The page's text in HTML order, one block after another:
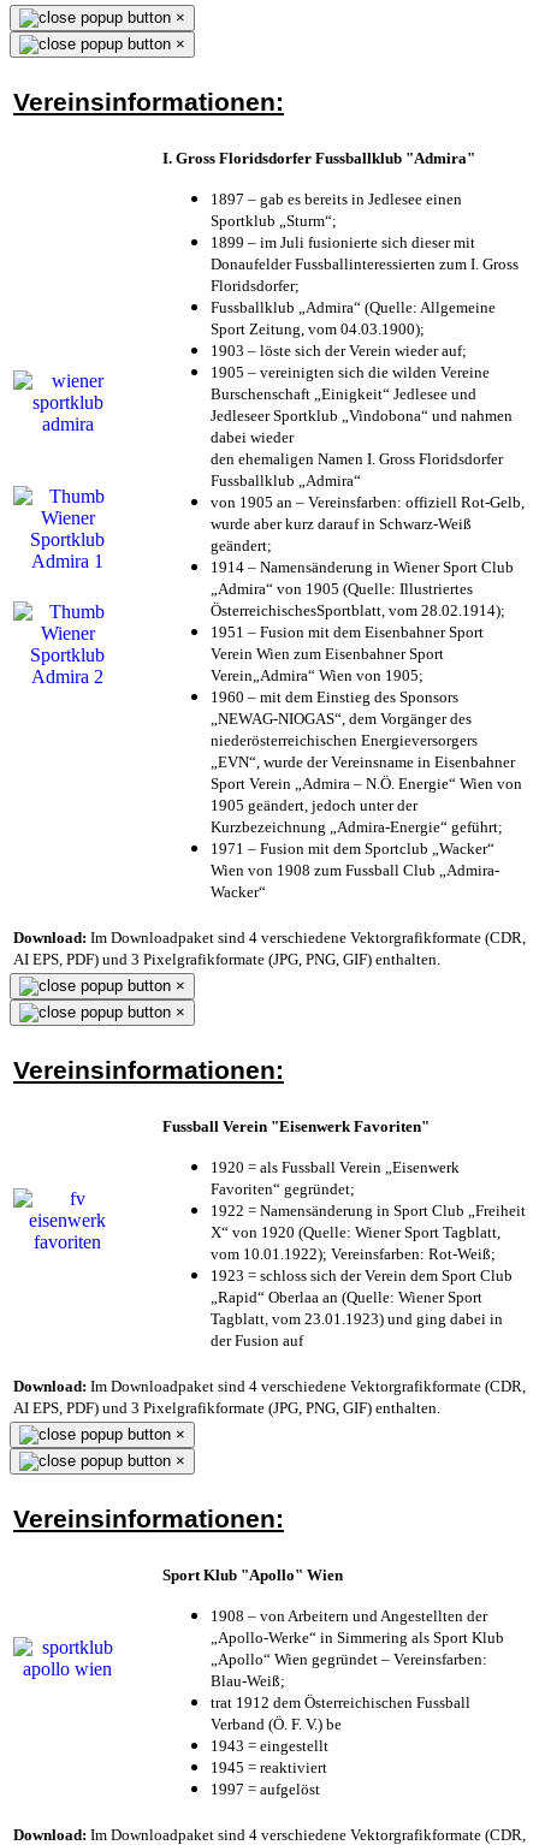
×
×
Vereinsinformationen:
I. Gross Floridsdorfer Fussballklub "Admira"
1897 – gab es bereits in Jedlesee einen
Sportklub „Sturm“;
1899 – im Juli fusionierte sich dieser mit
Donaufelder Fussballinteressierten zum I. Gross
Floridsdorfer;
Fussballklub „Admira“ (Quelle: Allgemeine
Sport Zeitung, vom 04.03.1900);
1903 – löste sich der Verein wieder auf;
1905 – vereinigten sich die wilden Vereine
Burschenschaft „Einigkeit“ Jedlesee und
Jedleseer Sportklub „Vindobona“ und nahmen
dabei wieder
den ehemaligen Namen I. Gross Floridsdorfer
Fussballklub „Admira“
von 1905 an – Vereinsfarben: offiziell Rot-Gelb,
wurde aber kurz darauf in Schwarz-Weiß
geändert;
1914 – Namensänderung in Wiener Sport Club
„Admira“ von 1905 (Quelle: Illustriertes
ÖsterreichischesSportblatt, vom 28.02.1914);
1951 – Fusion mit dem Eisenbahner Sport
Verein Wien zum Eisenbahner Sport
Verein„Admira“ Wien von 1905;
1960 – mit dem Einstieg des Sponsors
„NEWAG-NIOGAS“, dem Vorgänger des
niederösterreichischen Energieversorgers
„EVN“, wurde der Vereinsname in Eisenbahner
Sport Verein „Admira – N.Ö. Energie“ Wien von
1905 geändert, jedoch unter der
Kurzbezeichnung „Admira-Energie“ geführt;
1971 – Fusion mit dem Sportclub „Wacker“
Wien von 1908 zum Fussball Club „Admira-
Wacker“
Download: Im Downloadpaket sind 4 verschiedene Vektorgrafikformate (CDR,
AI EPS, PDF) und 3 Pixelgrafikformate (JPG, PNG, GIF) enthalten.
×
×
Vereinsinformationen:
Fussball Verein "Eisenwerk Favoriten"
1920 = als Fussball Verein „Eisenwerk
Favoriten“ gegründet;
1922 = Namensänderung in Sport Club „Freiheit
X“ von 1920 (Quelle: Wiener Sport Tagblatt,
vom 10.01.1922); Vereinsfarben: Rot-Weiß;
1923 = schloss sich der Verein dem Sport Club
„Rapid“ Oberlaa an (Quelle: Wiener Sport
Tagblatt, vom 23.01.1923) und ging dabei in
der Fusion auf
Download: Im Downloadpaket sind 4 verschiedene Vektorgrafikformate (CDR,
AI EPS, PDF) und 3 Pixelgrafikformate (JPG, PNG, GIF) enthalten.
×
×
Vereinsinformationen:
Sport Klub "Apollo" Wien
1908 – von Arbeitern und Angestellten der
„Apollo-Werke“ in Simmering als Sport Klub
„Apollo“ Wien gegründet – Vereinsfarben:
Blau-Weiß;
trat 1912 dem Österreichischen Fussball
Verband (Ö. F. V.) be
1943 = eingestellt
1945 = reaktiviert
1997 = aufgelöst
Download: Im Downloadpaket sind 4 verschiedene Vektorgrafikformate (CDR,